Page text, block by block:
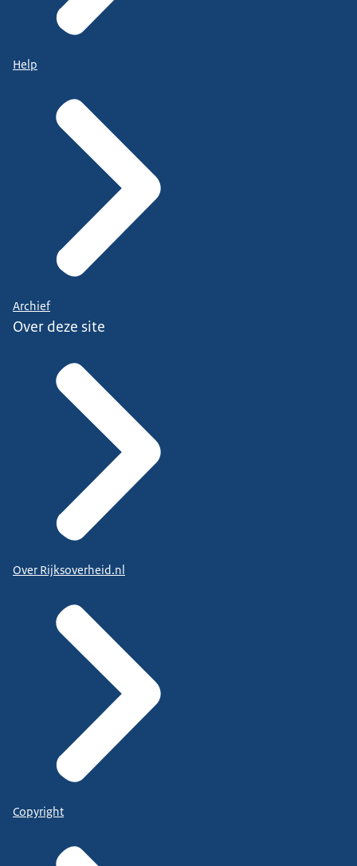
Help
Archief
Over deze site
Over Rijksoverheid.nl
Copyright